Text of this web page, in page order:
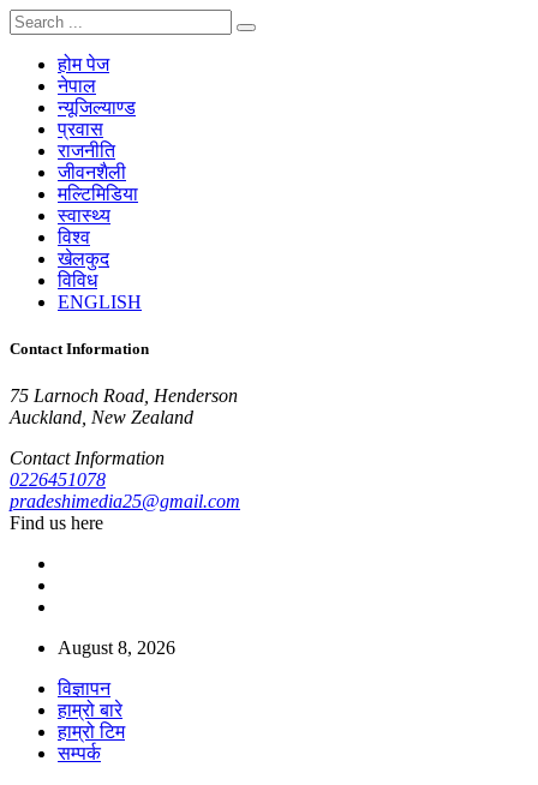
होम पेज
नेपाल
न्यूजिल्याण्ड
प्रवास
राजनीति
जीवनशैली
मल्टिमिडिया
स्वास्थ्य
विश्व
खेलकुद
विविध
ENGLISH
Contact Information
75 Larnoch Road, Henderson
Auckland, New Zealand
Contact Information
0226451078
pradeshimedia25@gmail.com
Find us here
August 8, 2026
विज्ञापन
हाम्रो बारे
हाम्रो टिम
सम्पर्क